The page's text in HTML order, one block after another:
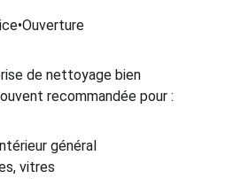
de nettoyage bien
recommandée pour :
général
vitres